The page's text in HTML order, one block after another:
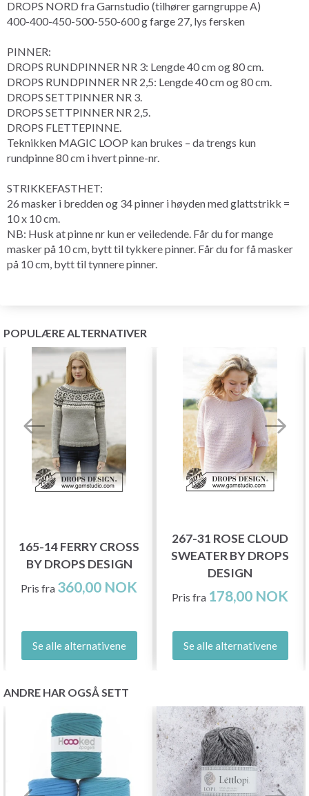
DROPS NORD fra Garnstudio (tilhører garngruppe A)
400-400-450-500-550-600 g farge 27, lys fersken
PINNER:
DROPS RUNDPINNER NR 3: Lengde 40 cm og 80 cm.
DROPS RUNDPINNER NR 2,5: Lengde 40 cm og 80 cm.
DROPS SETTPINNER NR 3.
DROPS SETTPINNER NR 2,5.
DROPS FLETTEPINNE.
Teknikken MAGIC LOOP kan brukes – da trengs kun
rundpinne 80 cm i hvert pinne-nr.
STRIKKEFASTHET:
26 masker i bredden og 34 pinner i høyden med glattstrikk =
10 x 10 cm.
NB: Husk at pinne nr kun er veiledende. Får du for mange
masker på 10 cm, bytt til tykkere pinner. Får du for få masker
på 10 cm, bytt til tynnere pinner.
POPULÆRE ALTERNATIVER
165-14 FERRY CROSS
BY DROPS DESIGN
Pris fra 360,00 NOK
Se alle alternativene
267-31 ROSE CLOUD
SWEATER BY DROPS
DESIGN
Pris fra 178,00 NOK
Se alle alternativene
ANDRE HAR OGSÅ SETT